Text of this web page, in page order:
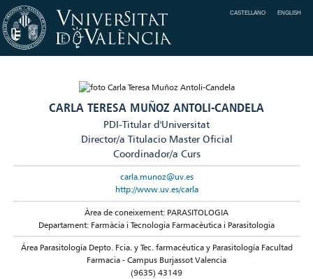
CASTELLANO ENGLISH
CARLA TERESA MUÑOZ ANTOLI-CANDELA
PDI-Titular d'Universitat
Director/a Titulacio Master Oficial
Coordinador/a Curs
carla.munoz@uv.es
http://www.uv.es/carla
Àrea de coneixement: PARASITOLOGIA
Departament: Farmàcia i Tecnologia Farmacèutica i Parasitologia
Área Parasitología Depto. Fcia. y Tec. farmacéutica y Parasitología Facultad
Farmacia - Campus Burjassot Valencia
(9635) 43149